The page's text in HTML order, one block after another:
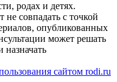
родах и детях.
совпадать с точкой
опубликованных
может решать
назначать
сайтом rodi.ru